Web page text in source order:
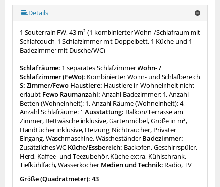
Details
1 Souterrain FW, 43 m² (1 kombinierter Wohn-/Schlafraum mit
Schlafcouch, 1 Schlafzimmer mit Doppelbett, 1 Küche und 1
Badezimmer mit Dusche/WC)
Schlafräume: 1 separates SchlafzimmerWohn- /
Schlafzimmer (FeWo): Kombinierter Wohn- und Schlafbereich
S: Zimmer/Fewo Haustiere: Haustiere in Wohneinheit nicht
erlaubt Fewo Raumanzahl: Anzahl Badezimmer: 1, Anzahl
Betten (Wohneinheit): 1, Anzahl Räume (Wohneinheit): 4,
Anzahl Schlafräume: 1 Ausstattung: Balkon/Terrasse am
Zimmer, Bettwäsche inklusive, Gartenmöbel, Größe in m²,
Handtücher inklusive, Heizung, Nichtraucher, Privater
Eingang, Waschmaschine, Wäscheständer Badezimmer:
Zusätzliches WC Küche/Essbereich: Backofen, Geschirrspüler,
Herd, Kaffee- und Teezubehör, Küche extra, Kühlschrank,
Tiefkühlfach, Wasserkocher Medien und Technik: Radio, TV
Größe (Quadratmeter): 43